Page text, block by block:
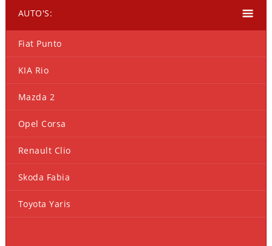
AUTO'S:
Fiat Punto
KIA Rio
Mazda 2
Opel Corsa
Renault Clio
Skoda Fabia
Toyota Yaris